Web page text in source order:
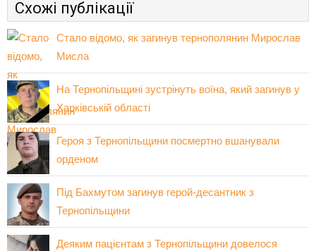
Схожі публікації
Стало відомо, як загинув тернополянин Мирослав
Мисла
На Тернопільщині зустрінуть воїна, який загинув у
Харківській області
Героя з Тернопільщини посмертно вшанували
орденом
Під Бахмутом загинув герой-десантник з
Тернопільщини
Деяким пацієнтам з Тернопільщини довелося